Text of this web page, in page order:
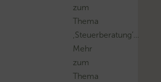
zum
Thema
‚Steuerberatung’…
Mehr
zum
Thema